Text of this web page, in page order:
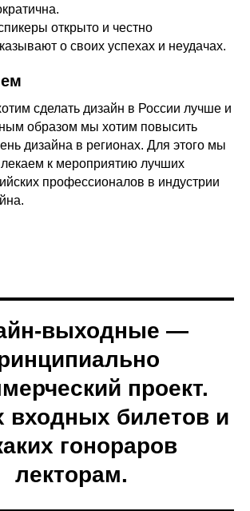
открыто и честно
о своих успехах и неудачах.
сделать дизайн в России лучше и
образом мы хотим повысить
дизайна в регионах. Для этого мы
к мероприятию лучших
профессионалов в индустрии
выходные —
проект.
входных билетов и
гонораров
лекторам.